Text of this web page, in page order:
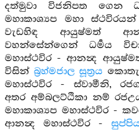
දත්මුවා විජනිපත ගෙන
මහාකාශ්‍යප මහා
වැඩහිඳ ආයුෂ්මත්
වහන්සේන්ගෙන් ධර්‍මය
මහාස්ථවිර - ආනන්‍ද
විසින් බ්‍රහ්මජාල සූත්‍රය
මහාස්ථවිර - ස්වාමීනි,
අතර අම්බලට්ඨිකා නම්
මහාකාශ්‍යප මහාස්ථවිර -
ආනන්‍ද මහාස්ථවිර -